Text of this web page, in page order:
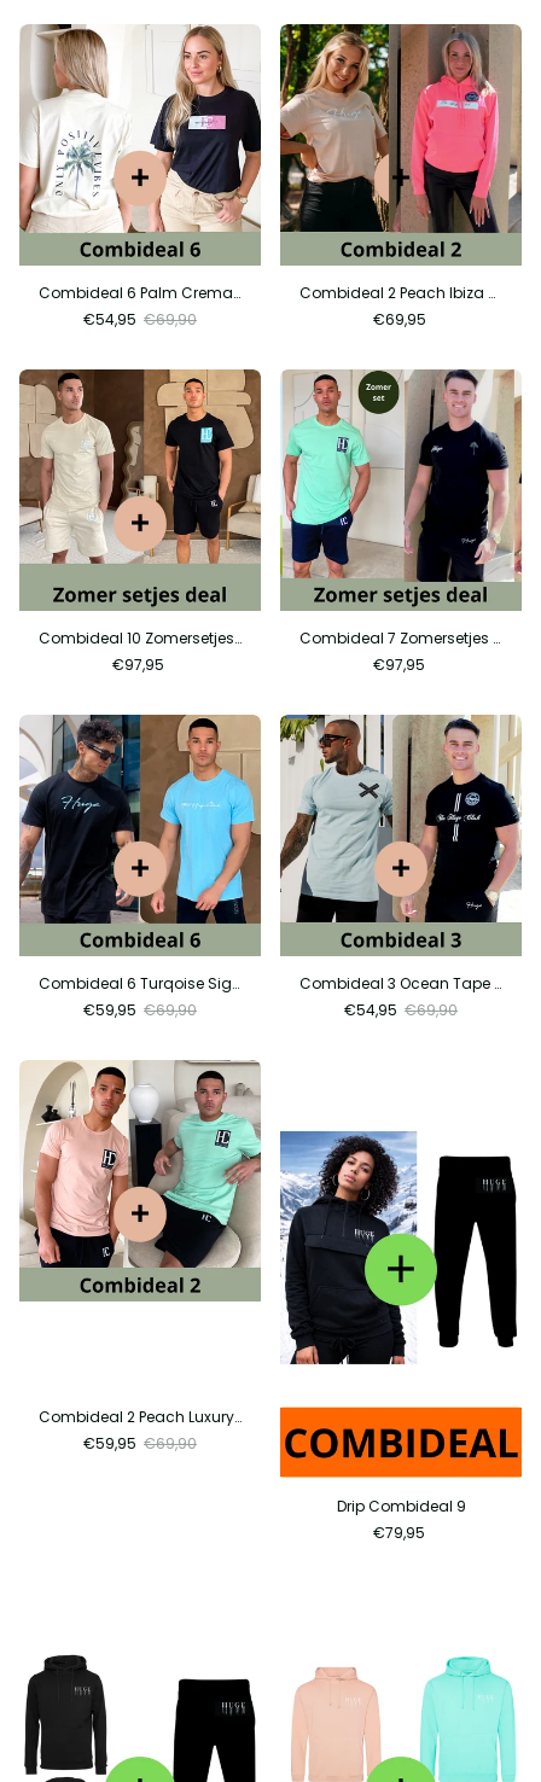
Combideal 6 Palm Crema + Cabo Pink
€54,95 €69,90
Combideal 2 Peach Ibiza + Neon Electric CIty
€69,95
Combideal 10 Zomersetjes deal 3
€97,95
Combideal 7 Zomersetjes deal
€97,95
Combideal 6 Turqoise Sign + Blue Sign
€59,95 €69,90
Combideal 3 Ocean Tape + Exclusive City
€54,95 €69,90
Combideal 2 Peach Luxury + Mint Luxury
€59,95 €69,90
Drip Combideal 9
€79,95